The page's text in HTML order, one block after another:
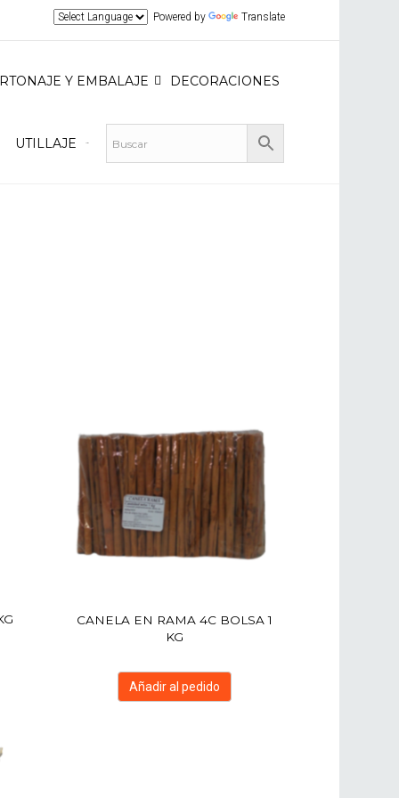
Powered by Translate
Y EMBALAJE DECORACIONES
UTILLAJE
CANELA EN RAMA 4C BOLSA 1
KG
Añadir al pedido